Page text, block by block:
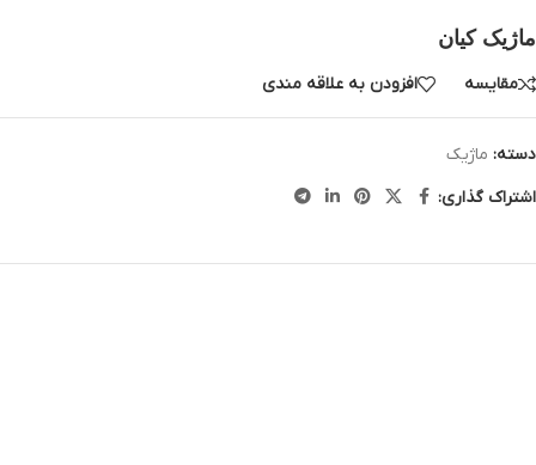
ماژیک کیان
مقایسه افزودن به علاقه مندی
دسته: ماژیک
اشتراک گذاری: